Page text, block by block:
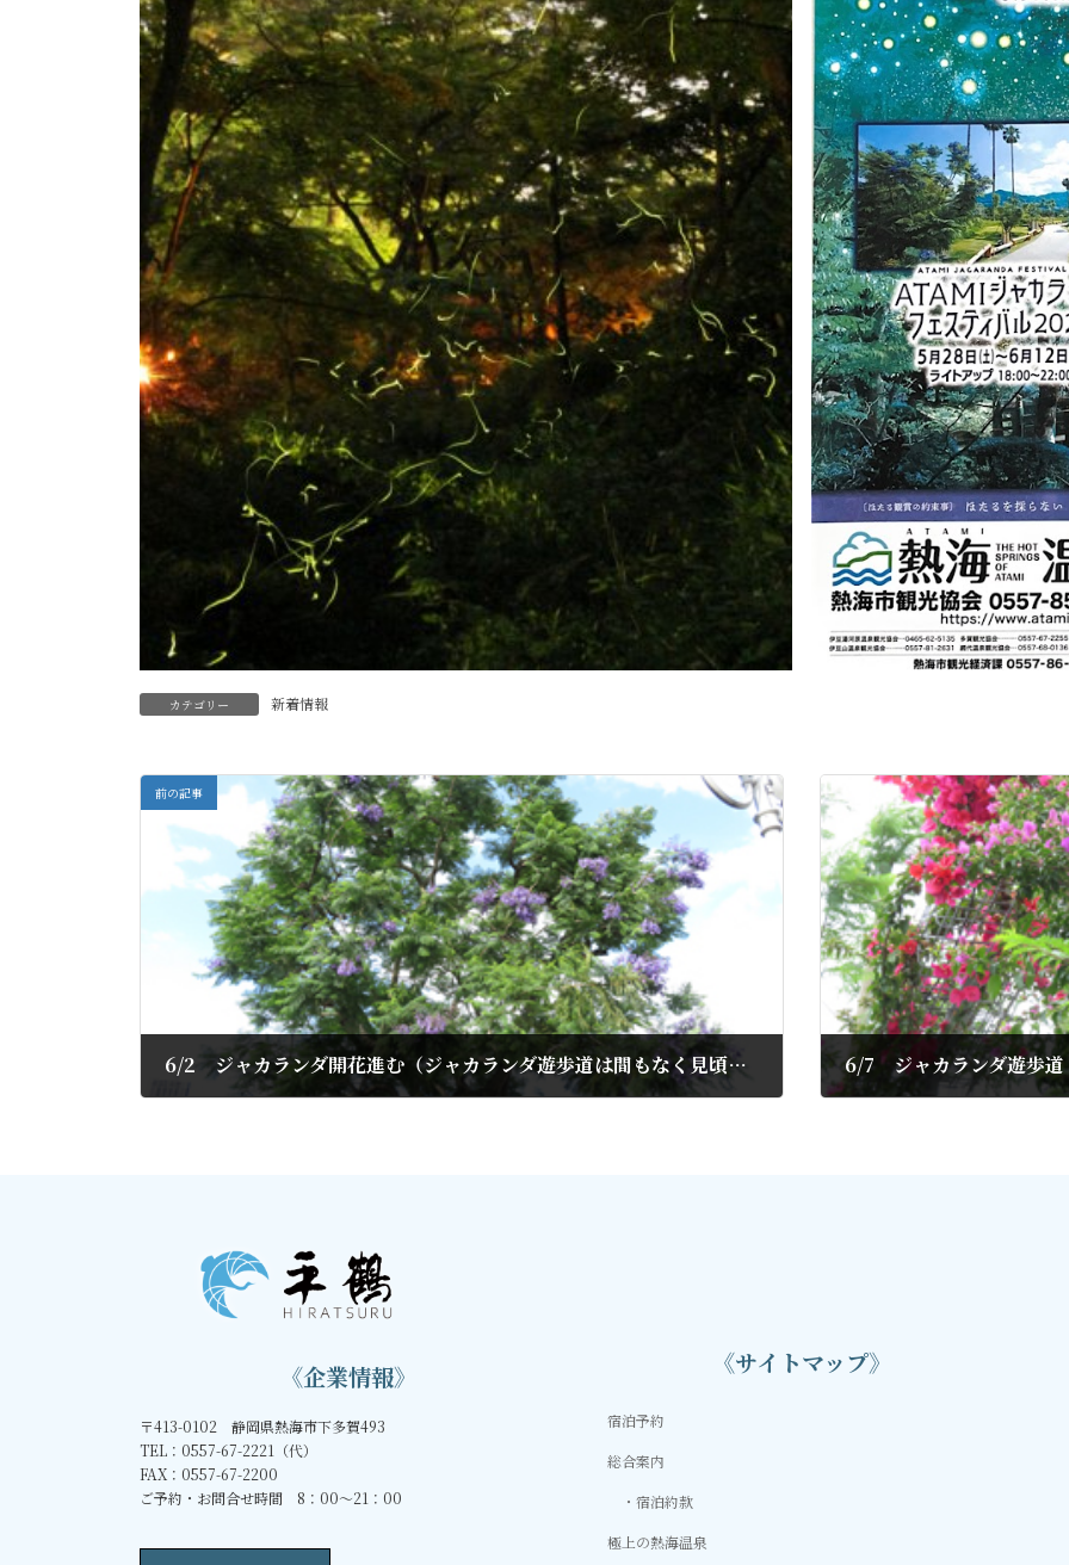
カテゴリー 新着情報
前の記事
6/2 ジャカランダ開花進む（ジャカランダ遊歩道は間もなく見頃に入りそう） 6/7 ジャカランダ遊歩
《企業情報》
〒413-0102 静岡県熱海市下多賀493
TEL：0557-67-2221（代）
FAX：0557-67-2200
ご予約・お問合せ時間 8：00～21：00
《サイトマップ》
宿泊予約
総合案内
宿泊約款
極上の熱海温泉